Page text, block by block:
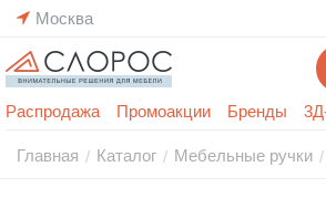
Москва
Распродажа Промоакции Бренды
Главная / Каталог / Мебельные ручки /